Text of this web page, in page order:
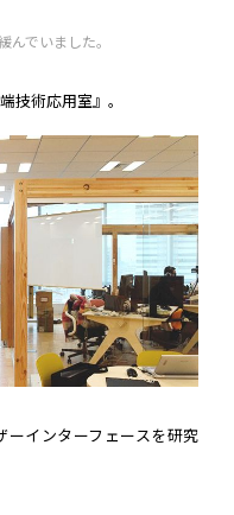
んでいました。
技術応用室』。
ーインターフェースを研究